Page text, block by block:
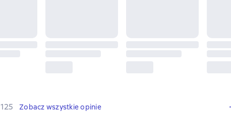
125 opinie
125 Zobacz wszystkie opinie